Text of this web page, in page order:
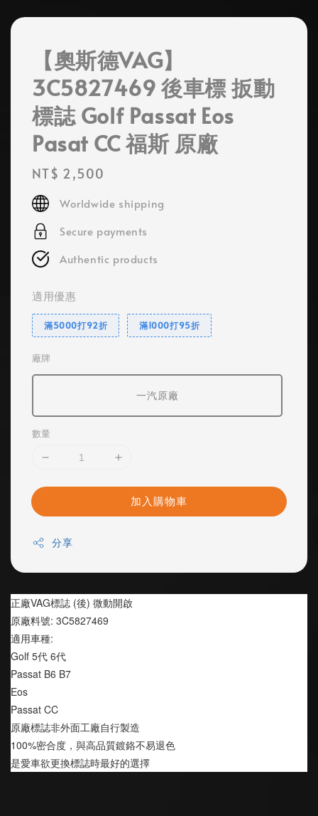
【奧斯德VAG】
3C5827469 後車標 扳動
標誌 Golf Passat Eos
Pasat CC 福斯 原廠
Regular
price
NT$ 2,500
Worldwide shipping
Secure payments
Authentic products
適用優惠
滿5000打92折 滿1000打95折
廠牌
一汽原廠
數量
加入購物車
分享
正廠VAG標誌 (後) 微動開啟
原廠料號: 3C5827469
適用車種:
Golf 5代 6代
Passat B6 B7
Eos
Passat CC
原廠標誌非外面工廠自行製造
100%密合度，與高品質鍍鉻不易退色
是愛車欲更換標誌時最好的選擇